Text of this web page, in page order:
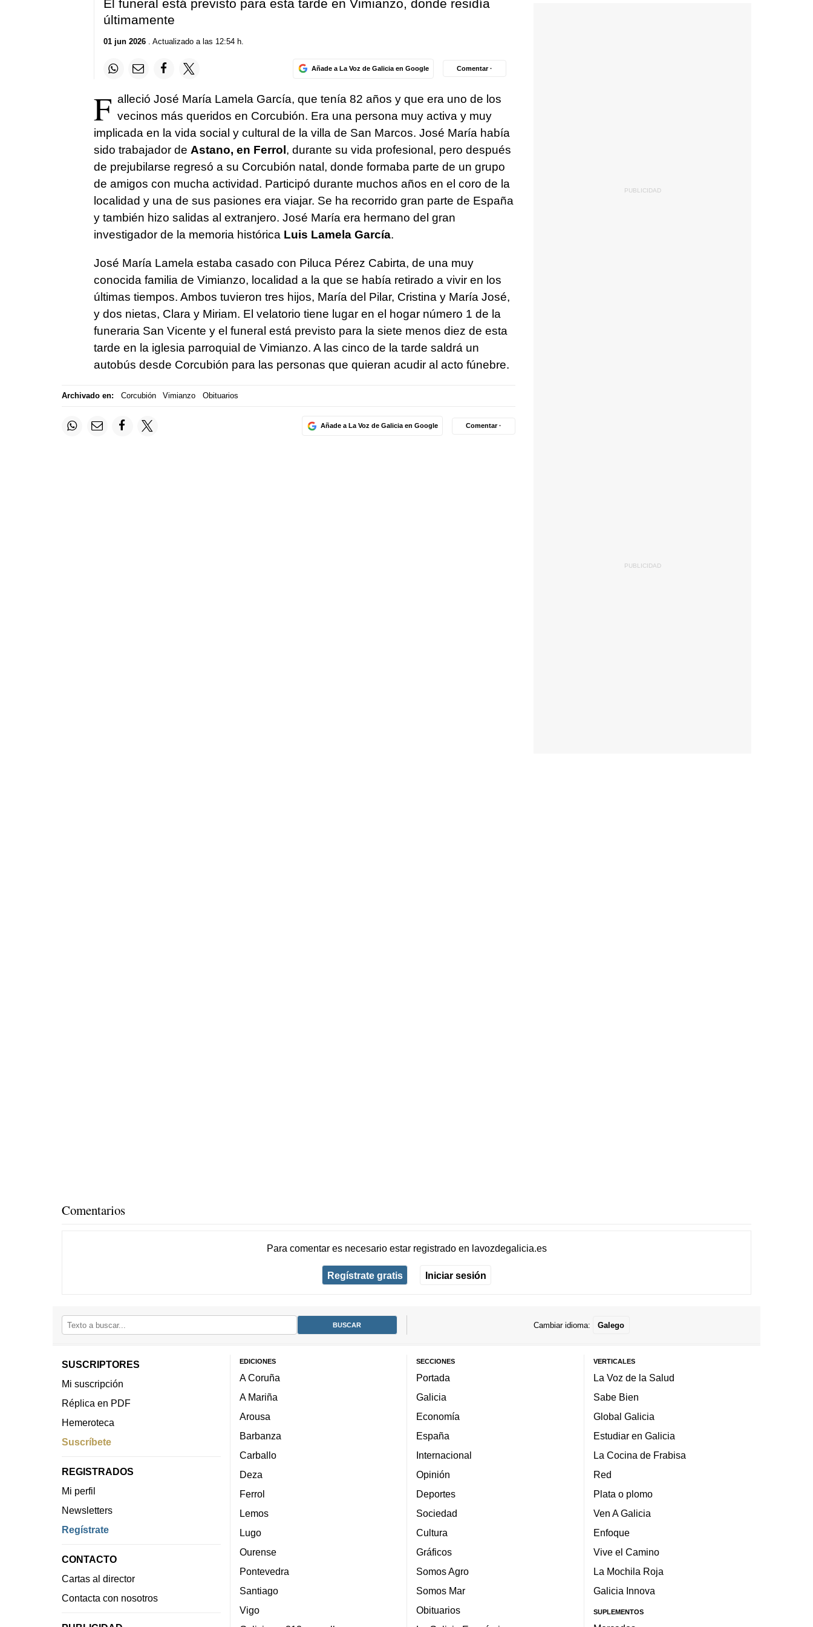
El funeral está previsto para esta tarde en Vimianzo, donde residía
últimamente
01 jun 2026. Actualizado a las 12:54 h.
Añade a La Voz de Galicia en Google Comentar ·
F alleció José María Lamela García, que tenía 82 años y que era uno de los
vecinos más queridos en Corcubión. Era una persona muy activa y muy
implicada en la vida social y cultural de la villa de San Marcos. José María había
sido trabajador de Astano, en Ferrol, durante su vida profesional, pero después
de prejubilarse regresó a su Corcubión natal, donde formaba parte de un grupo
de amigos con mucha actividad. Participó durante muchos años en el coro de la
localidad y una de sus pasiones era viajar. Se ha recorrido gran parte de España
y también hizo salidas al extranjero. José María era hermano del gran
investigador de la memoria histórica Luis Lamela García.
José María Lamela estaba casado con Piluca Pérez Cabirta, de una muy
conocida familia de Vimianzo, localidad a la que se había retirado a vivir en los
últimas tiempos. Ambos tuvieron tres hijos, María del Pilar, Cristina y María José,
y dos nietas, Clara y Miriam. El velatorio tiene lugar en el hogar número 1 de la
funeraria San Vicente y el funeral está previsto para la siete menos diez de esta
tarde en la iglesia parroquial de Vimianzo. A las cinco de la tarde saldrá un
autobús desde Corcubión para las personas que quieran acudir al acto fúnebre.
Archivado en: Corcubión Vimianzo Obituarios
Añade a La Voz de Galicia en Google Comentar ·
Comentarios
Para comentar es necesario estar registradoen lavozdegalicia.es
Regístrate gratis Iniciar sesión
Cambiar idioma: Galego
SUSCRIPTORES
Mi suscripción
Réplica en PDF
Hemeroteca
Suscríbete
REGISTRADOS
Mi perfil
Newsletters
Regístrate
CONTACTO
Cartas al director
Contacta con nosotros
EDICIONES
A Coruña
A Mariña
Arousa
Barbanza
Carballo
Deza
Ferrol
Lemos
Lugo
Ourense
Pontevedra
Santiago
Vigo
SECCIONES
Portada
Galicia
Economía
España
Internacional
Opinión
Deportes
Sociedad
Cultura
Gráficos
Somos Agro
Somos Mar
Obituarios
VERTICALES
La Voz de la Salud
Sabe Bien
Global Galicia
Estudiar en Galicia
La Cocina de Frabisa
Red
Plata o plomo
Ven A Galicia
Enfoque
Vive el Camino
La Mochila Roja
Galicia Innova
SUPLEMENTOS